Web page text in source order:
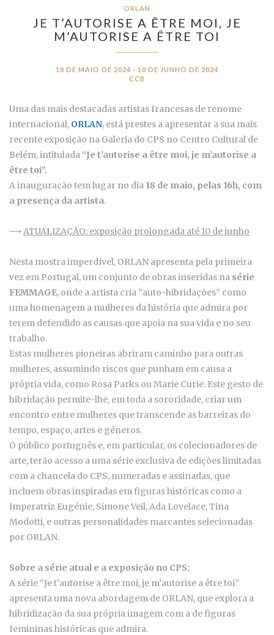
ORLAN
JE T’AUTORISE A ÊTRE MOI, JE
M’AUTORISE A ÊTRE TOI
18 DE MAIO DE 2024 - 10 DE JUNHO DE 2024
CCB
Uma das mais destacadas artistas francesas de renome
internacional, ORLAN, está prestes a apresentar a sua mais
recente exposição na Galeria do CPS no Centro Cultural de
Belém, intitulada “Je t’autorise a être moi, je m’autorise a
être toi”.
A inauguração tem lugar no dia 18 de maio, pelas 16h, com
a presença da artista.
⟶ATUALIZAÇÃO: exposição prolongada até 10 de junho
Nesta mostra imperdível, ORLAN apresenta pela primeira
vez em Portugal, um conjunto de obras inseridas na série
FEMMAGE, onde a artista cria “auto-hibridações” como
uma homenagem a mulheres da história que admira por
terem defendido as causas que apoia na sua vida e no seu
trabalho.
Estas mulheres pioneiras abriram caminho para outras
mulheres, assumindo riscos que punham em causa a
própria vida, como Rosa Parks ou Marie Curie. Este gesto de
hibridação permite-lhe, em toda a sororidade, criar um
encontro entre mulheres que transcende as barreiras do
tempo, espaço, artes e géneros.
O público português e, em particular, os colecionadores de
arte, terão acesso a uma série exclusiva de edições limitadas
com a chancela do CPS, numeradas e assinadas, que
incluem obras inspiradas em figuras históricas como a
Imperatriz Eugénie, Simone Veil, Ada Lovelace, Tina
Modotti, e outras personalidades marcantes selecionadas
por ORLAN.
Sobre a série atual e a exposição no CPS:
A série “Je t’autorise a être moi, je m’autorise a être toi”
apresenta uma nova abordagem de ORLAN, que explora a
hibridização da sua própria imagem com a de figuras
femininas históricas que admira.